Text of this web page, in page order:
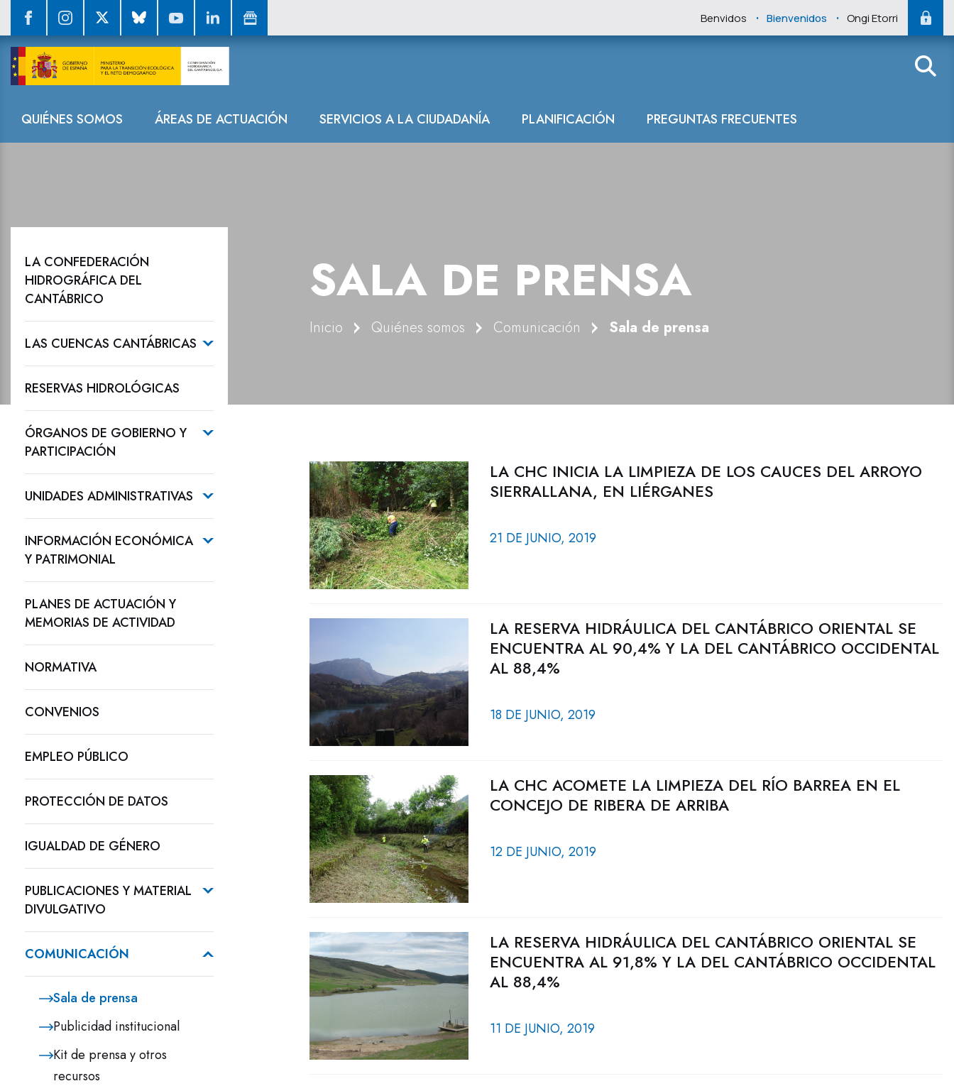
Benvidos . Bienvenidos . Ongi Etorri
Navegación
QUIÉNES SOMOS ÁREAS DE ACTUACIÓN SERVICIOS A LA CIUDADANÍA PLANIFICACIÓN PREGUNTAS FRECUENTES
Sala de prensa
SALA DE PRENSA
Inicio Quiénes somos Comunicación Sala de prensa
LA CONFEDERACIÓN
HIDROGRÁFICA DEL
CANTÁBRICO
LAS CUENCAS CANTÁBRICAS
RESERVAS HIDROLÓGICAS
ÓRGANOS DE GOBIERNO Y
PARTICIPACIÓN
UNIDADES ADMINISTRATIVAS
INFORMACIÓN ECONÓMICA
Y PATRIMONIAL
PLANES DE ACTUACIÓN Y
MEMORIAS DE ACTIVIDAD
NORMATIVA
CONVENIOS
EMPLEO PÚBLICO
PROTECCIÓN DE DATOS
IGUALDAD DE GÉNERO
PUBLICACIONES Y MATERIAL
DIVULGATIVO
COMUNICACIÓN
Sala de prensa
Publicidad institucional
Kit de prensa y otros
recursos
LA CHC INICIA LA LIMPIEZA DE LOS CAUCES DEL ARROYO
SIERRALLANA, EN LIÉRGANES
21 DE JUNIO, 2019
LA RESERVA HIDRÁULICA DEL CANTÁBRICO ORIENTAL SE
ENCUENTRA AL 90,4% Y LA DEL CANTÁBRICO OCCIDENTAL
AL 88,4%
18 DE JUNIO, 2019
LA CHC ACOMETE LA LIMPIEZA DEL RÍO BARREA EN EL
CONCEJO DE RIBERA DE ARRIBA
12 DE JUNIO, 2019
LA RESERVA HIDRÁULICA DEL CANTÁBRICO ORIENTAL SE
ENCUENTRA AL 91,8% Y LA DEL CANTÁBRICO OCCIDENTAL
AL 88,4%
11 DE JUNIO, 2019